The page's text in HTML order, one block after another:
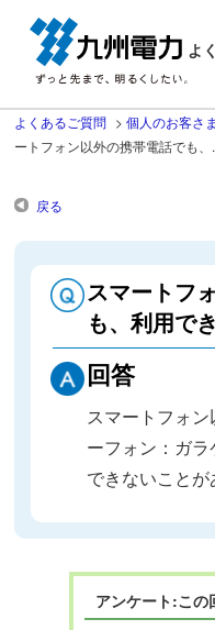
よ
よくあるご質問 >個人のお客さま
ートフォン以外の携帯電話でも、
戻る
スマートフ
も、利用で
回答
スマートフォ
ーフォン：ガ
できないことが
アンケート:この